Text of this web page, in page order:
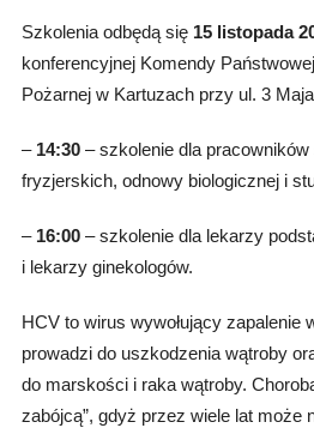
Szkolenia odbędą się 15 listopada
konferencyjnej Komendy
Pożarnej w Kartuzach przy ul. 3
– 14:30– szkolenie dla
fryzjerskich, odnowy biologicznej i
– 16:00– szkolenie dla lekarzy
i lekarzy ginekologów.
HCV to wirus wywołujący zapalenie
prowadzi do uszkodzenia wątroby
do marskości i raka wątroby.
zabójcą”, gdyż przez wiele lat może